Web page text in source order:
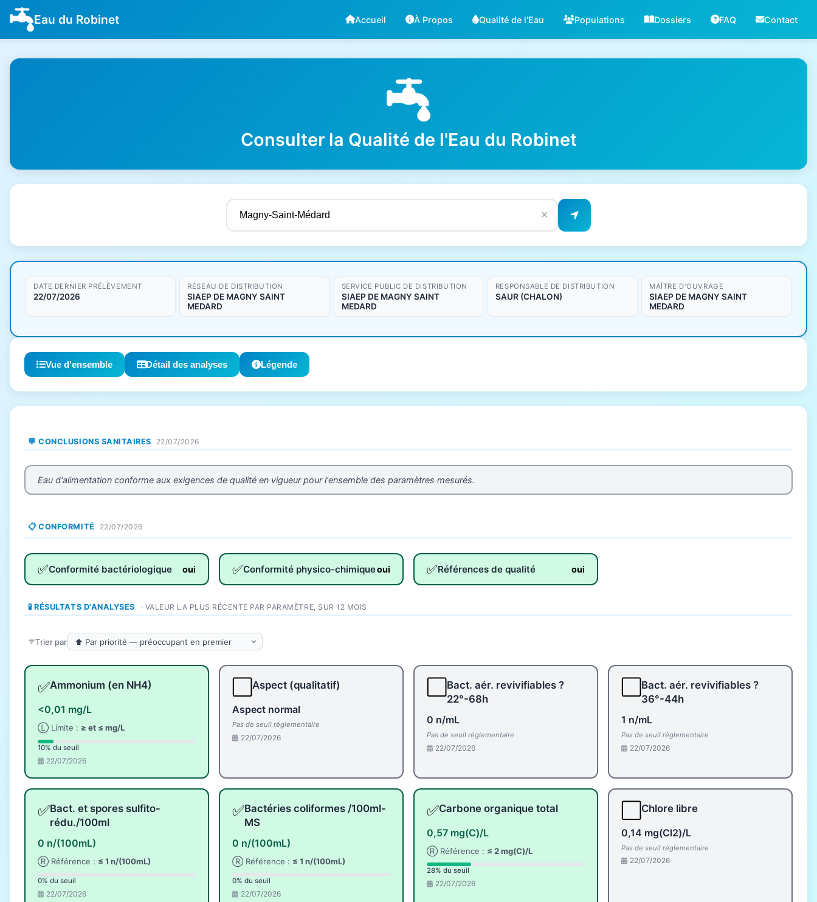
Eau du Robinet Accueil À Propos Qualité de l'Eau Populations Dossiers FAQ Contact
Consulter la Qualité de l'Eau du Robinet
✕
Résultats de qualité de l'eau
DATE DERNIER PRÉLÈVEMENT
22/07/2026
RÉSEAU DE DISTRIBUTION
SIAEP DE MAGNY SAINT
MEDARD
SERVICE PUBLIC DE DISTRIBUTION
SIAEP DE MAGNY SAINT
MEDARD
RESPONSABLE DE DISTRIBUTION
SAUR (CHALON)
MAÎTRE D'OUVRAGE
SIAEP DE MAGNY SAINT
MEDARD
Vue d'ensemble Détail des analyses Légende
💬 CONCLUSIONS SANITAIRES 22/07/2026
Eau d'alimentation conforme aux exigences de qualité en vigueur pour l'ensemble des paramètres mesurés.
📋 CONFORMITÉ 22/07/2026
✅Conformité bactériologique oui ✅Conformité physico-chimiqueoui ✅Références de qualité oui
🧪 RÉSULTATS D'ANALYSES · VALEUR LA PLUS RÉCENTE PAR PARAMÈTRE, SUR 12 MOIS
Trier par
✅Ammonium (en NH4)
<0,01 mg/L
Ⓛ Limite : ≥ et ≤ mg/L
10% du seuil
22/07/2026
Aspect (qualitatif)
Aspect normal
Pas de seuil réglementaire
22/07/2026
Bact. aér. revivifiables ?
22°-68h
0 n/mL
Pas de seuil réglementaire
22/07/2026
Bact. aér. revivifiables ?
36°-44h
1 n/mL
Pas de seuil réglementaire
22/07/2026
✅Bact. et spores sulfito-
rédu./100ml
0 n/(100mL)
Ⓡ Référence : ≤ 1 n/(100mL)
0% du seuil
22/07/2026
✅Bactéries coliformes /100ml-
MS
0 n/(100mL)
Ⓡ Référence : ≤ 1 n/(100mL)
0% du seuil
22/07/2026
✅Carbone organique total
0,57 mg(C)/L
Ⓡ Référence : ≤ 2 mg(C)/L
28% du seuil
22/07/2026
Chlore libre
0,14 mg(Cl2)/L
Pas de seuil réglementaire
22/07/2026